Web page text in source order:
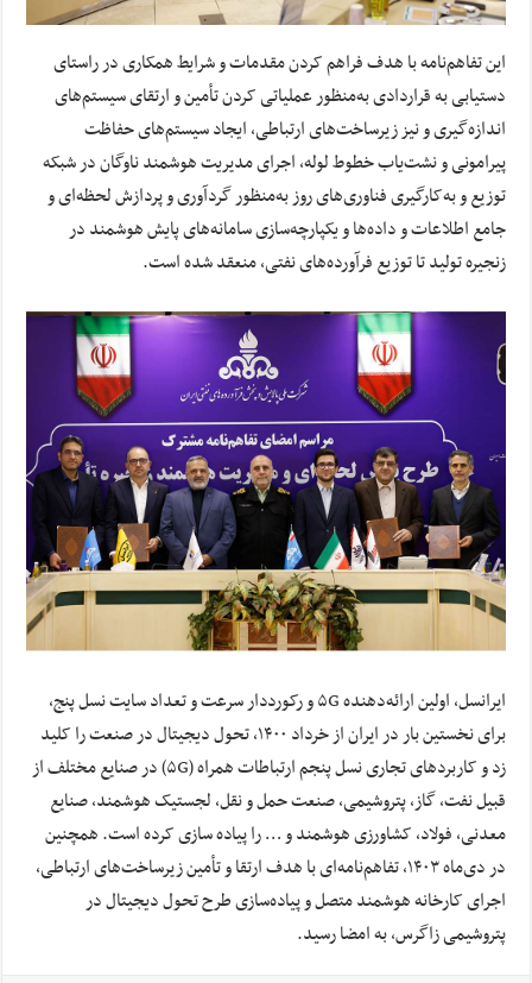
این تفاهم‌نامه با هدف فراهم ‌کردن مقدمات و شرایط همکاری در راستای
دستیابی به قراردادی به‌منظور عملیاتی کردن تأمین و ارتقای سیستم‌های
اندازه‌گیری و نیز زیرساخت‌های ارتباطی، ایجاد سیستم‌های حفاظت
پیرامونی و نشت‌یاب خطوط لوله، اجرای مدیریت هوشمند ناوگان در شبکه
توزیع و به‌کارگیری فناوری‌های روز به‌منظور گردآوری و پردازش لحظه‌ای و
جامع اطلاعات و داده‌ها و یکپارچه‌سازی سامانه‌های پایش هوشمند در
زنجیره تولید تا توزیع فرآورده‌های نفتی، منعقد شده است.
ایرانسل، اولین ارائه‌دهنده ۵G و رکورددار سرعت و تعداد سایت نسل پنج،
برای نخستین بار در ایران از خرداد ۱۴۰۰، تحول دیجیتال در صنعت را کلید
زد و کاربردهای تجاری نسل پنجم ارتباطات همراه (۵G) در صنایع مختلف از
قبیل نفت، گاز، پتروشیمی، صنعت حمل و نقل، لجستیک هوشمند، صنایع
معدنی، فولاد، کشاورزی هوشمند و … را پیاده سازی کرده است. همچنین
در دی‌ماه ۱۴۰۳، تفاهم‌نامه‌ای با هدف ارتقا و تأمین زیرساخت‌های ارتباطی،
اجرای کارخانه هوشمند متصل و پیاده‌سازی طرح تحول دیجیتال در
پتروشیمی زاگرس، به امضا رسید.